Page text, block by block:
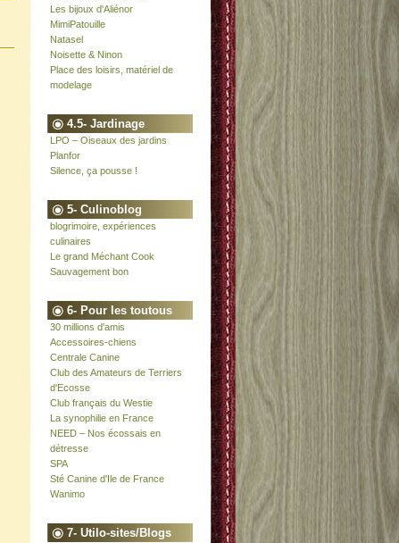
Les bijoux d'Aliénor
MimiPatouille
Natasel
Noisette & Ninon
Place des loisirs, matériel de
modelage
4.5- Jardinage
LPO – Oiseaux des jardins
Planfor
Silence, ça pousse !
5- Culinoblog
blogrimoire, expériences
culinaires
Le grand Méchant Cook
Sauvagement bon
6- Pour les toutous
30 millions d'amis
Accessoires-chiens
Centrale Canine
Club des Amateurs de Terriers
d'Ecosse
Club français du Westie
La synophilie en France
NEED – Nos écossais en
détresse
SPA
Sté Canine d'Ile de France
Wanimo
7- Utilo-sites/Blogs